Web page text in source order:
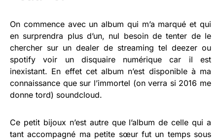
On commence avec un album qui m’a marqué et qui
en surprendra plus d’un, nul besoin de tenter de le
chercher sur un dealer de streaming tel deezer ou
spotify voir un disquaire numérique car il est
inexistant. En effet cet album n’est disponible à ma
connaissance que sur l’immortel (on verra si 2016 me
donne tord) soundcloud.
Ce petit bijoux n’est autre que l’album de celle qui a
tant accompagné ma petite sœur fut un temps sous